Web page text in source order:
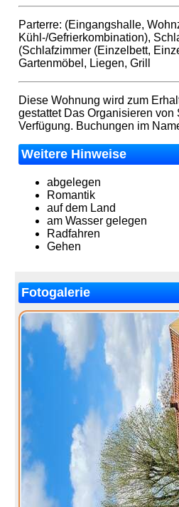
Parterre: (Eingangshalle,
Kühl-/Gefrierkombination),
(Schlafzimmer (Einzelbett,
Gartenmöbel, Liegen, Grill
Diese Wohnung wird zum
gestattet Das Organisieren
Verfügung. Buchungen im
Weitere Hinweise
abgelegen
Romantik
auf dem Land
am Wasser gelegen
Radfahren
Gehen
Fotogalerie